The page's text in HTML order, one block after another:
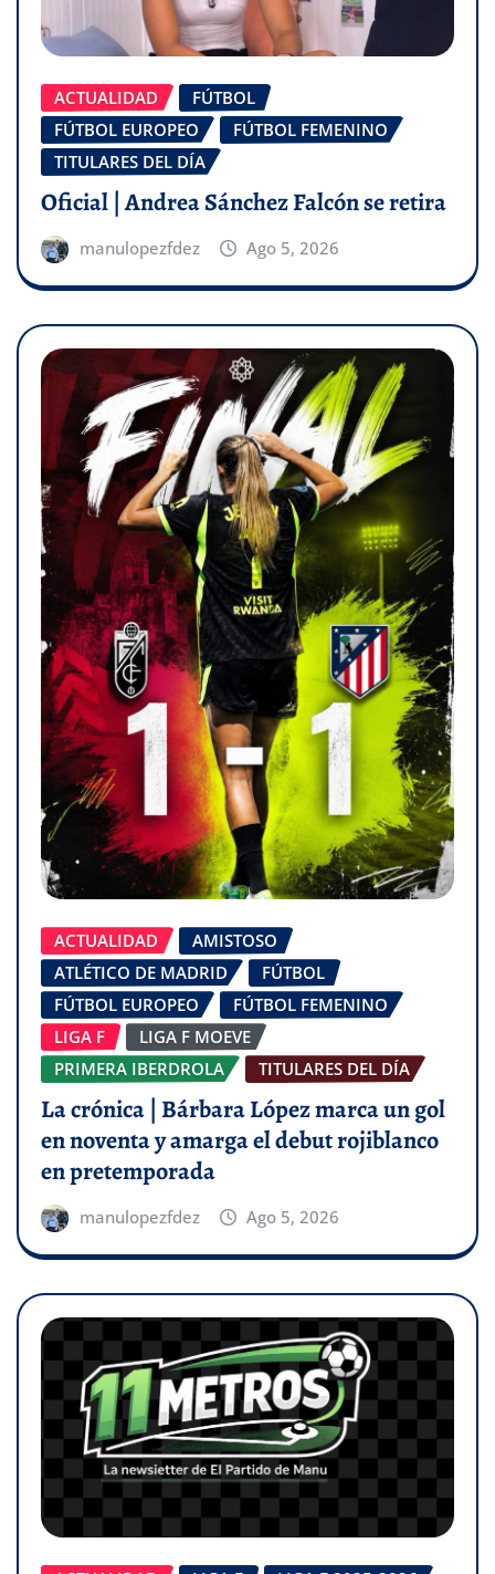
ACTUALIDAD
FÚTBOL
FÚTBOL EUROPEO
FÚTBOL FEMENINO
TITULARES DEL DÍA
Oficial | Andrea Sánchez Falcón se retira
manulopezfdez Ago 5, 2026
ACTUALIDAD
AMISTOSO
ATLÉTICO DE MADRID
FÚTBOL
FÚTBOL EUROPEO
FÚTBOL FEMENINO
LIGA F
LIGA F MOEVE
PRIMERA IBERDROLA
TITULARES DEL DÍA
La crónica | Bárbara López marca un gol
en noventa y amarga el debut rojiblanco
en pretemporada
manulopezfdez Ago 5, 2026